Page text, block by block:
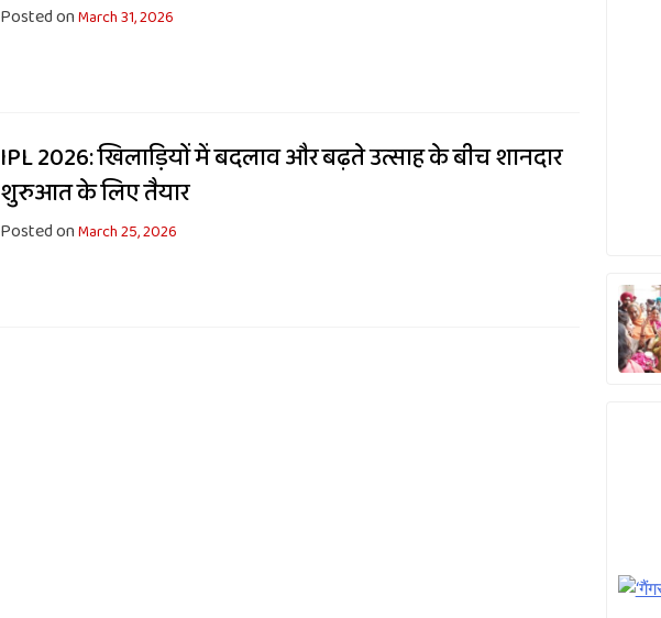
Posted onMarch 31, 2026
IPL 2026: खिलाड़ियों में बदलाव और बढ़ते उत्साह के बीच शानदार
शुरुआत के लिए तैयार
Posted onMarch 25, 2026